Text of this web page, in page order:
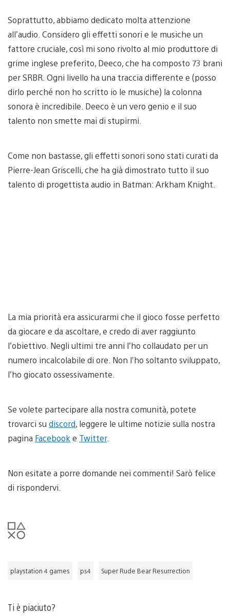
Soprattutto, abbiamo dedicato molta attenzione
all’audio. Considero gli effetti sonori e le musiche un
fattore cruciale, così mi sono rivolto al mio produttore di
grime inglese preferito, Deeco, che ha composto 73 brani
per SRBR. Ogni livello ha una traccia differente e (posso
dirlo perché non ho scritto io le musiche) la colonna
sonora è incredibile. Deeco è un vero genio e il suo
talento non smette mai di stupirmi.
Come non bastasse, gli effetti sonori sono stati curati da
Pierre-Jean Griscelli, che ha già dimostrato tutto il suo
talento di progettista audio in Batman: Arkham Knight.
La mia priorità era assicurarmi che il gioco fosse perfetto
da giocare e da ascoltare, e credo di aver raggiunto
l’obiettivo. Negli ultimi tre anni l’ho collaudato per un
numero incalcolabile di ore. Non l’ho soltanto sviluppato,
l’ho giocato ossessivamente.
Se volete partecipare alla nostra comunità, potete
trovarci su discord, leggere le ultime notizie sulla nostra
pagina Facebook e Twitter.
Non esitate a porre domande nei commenti! Sarò felice
di rispondervi.
playstation 4 games ps4 Super Rude Bear Resurrection
Ti è piaciuto?